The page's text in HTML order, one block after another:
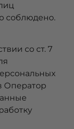
соблюдено.
со ст. 7
Оператор